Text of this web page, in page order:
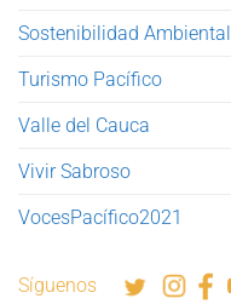
Sostenibilidad Ambiental
Turismo Pacífico
Valle del Cauca
Vivir Sabroso
VocesPacífico2021
Síguenos